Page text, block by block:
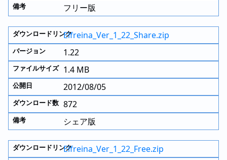
フリー版
Elfreina_Ver_1_22_Share.zip
1.22
1.4 MB
2012/08/05
872
シェア版
Elfreina_Ver_1_22_Free.zip